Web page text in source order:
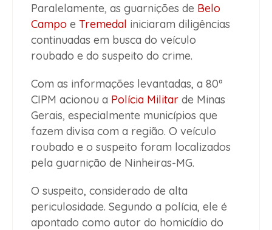
Paralelamente, as guarnições de Belo
Campo e Tremedal iniciaram diligências
continuadas em busca do veículo
roubado e do suspeito do crime.
Com as informações levantadas, a 80ª
CIPM acionou a Polícia Militar de Minas
Gerais, especialmente municípios que
fazem divisa com a região. O veículo
roubado e o suspeito foram localizados
pela guarnição de Ninheiras-MG.
O suspeito, considerado de alta
periculosidade. Segundo a polícia, ele é
apontado como autor do homicídio do